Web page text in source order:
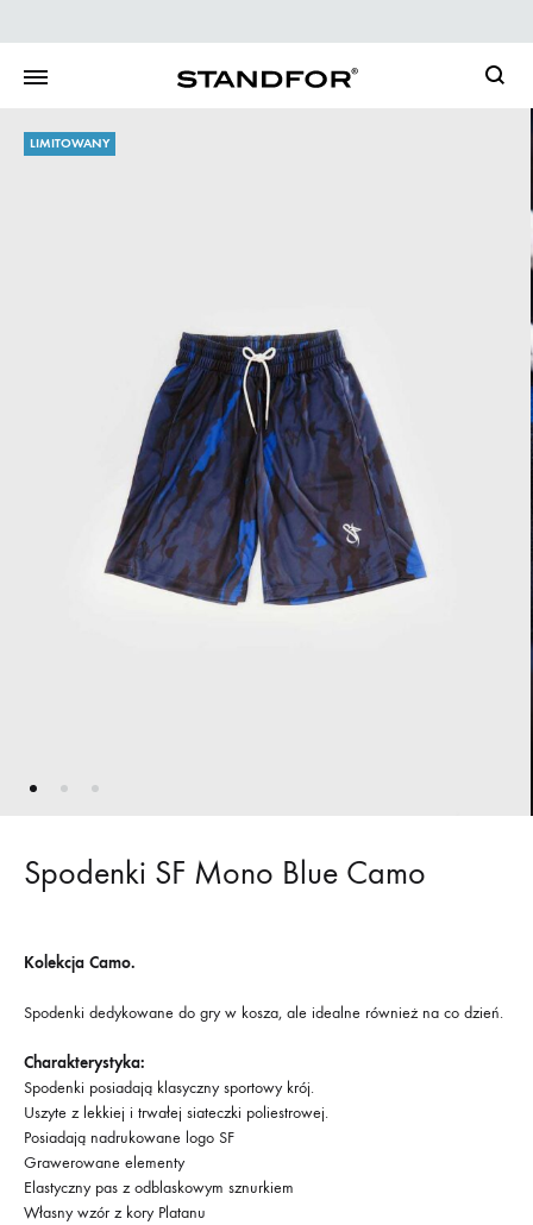
LIMITOWANY
Spodenki SF Mono Blue Camo
Kolekcja Camo.
Spodenki dedykowane do gry w kosza, ale idealne również na co dzień.
Charakterystyka:
Spodenki posiadają klasyczny sportowy krój.
Uszyte z lekkiej i trwałej siateczki poliestrowej.
Posiadają nadrukowane logo SF
Grawerowane elementy
Elastyczny pas z odblaskowym sznurkiem
Własny wzór z kory Platanu